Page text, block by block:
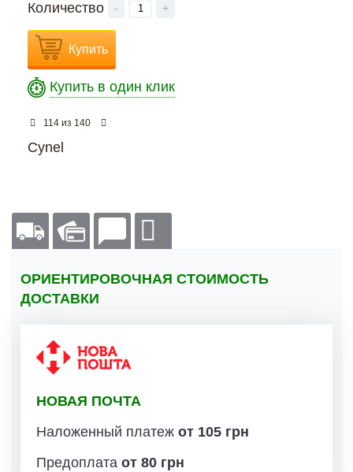
Количество
- +
Купить
Купить в один клик
114 из 140
Cynel
ОРИЕНТИРОВОЧНАЯ СТОИМОСТЬ
ДОСТАВКИ
НОВАЯ ПОЧТА
Наложенный платеж от 105 грн
Предоплата от 80 грн